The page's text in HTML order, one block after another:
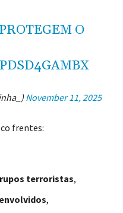
O
November 11, 2025
frentes:
terroristas,
,